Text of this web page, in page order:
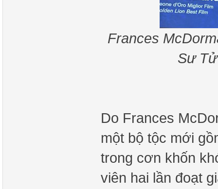
Frances
Sư
Do Frances
một bộ tộc mới
trong cơn khốn
viên hai lần đoạt